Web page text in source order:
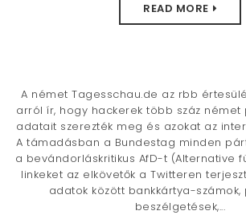
READ MORE
A német Tagesschau.de az rbb
arról ír, hogy hackerek több száz német
adatait szerezték meg és azokat az
A támadásban a Bundestag minden
a bevándorláskritikus AfD-t (Alternative
linkeket az elkövetők a Twitteren
adatok között bankkártya-
beszélgetések,...